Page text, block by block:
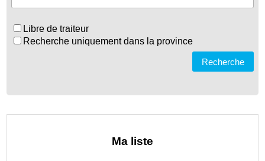
Libre de traiteur
Recherche uniquement dans la province
Recherche
Ma liste